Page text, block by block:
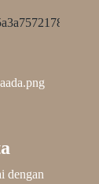
dengan